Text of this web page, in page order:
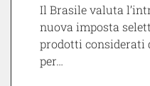
Il Brasile valuta
nuova imposta
prodotti considerati
per…